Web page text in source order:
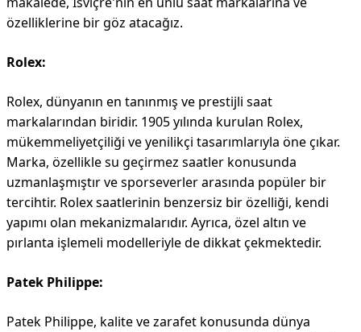
özelliklerine bir göz atacağız.
Rolex:
Rolex, dünyanın en tanınmış ve prestijli saat
markalarından biridir. 1905 yılında kurulan Rolex,
mükemmeliyetçiliği ve yenilikçi tasarımlarıyla öne çıkar.
Marka, özellikle su geçirmez saatler konusunda
uzmanlaşmıştır ve sporseverler arasında popüler bir
tercihtir. Rolex saatlerinin benzersiz bir özelliği, kendi
yapımı olan mekanizmalarıdır. Ayrıca, özel altın ve
pırlanta işlemeli modelleriyle de dikkat çekmektedir.
Patek Philippe:
Patek Philippe, kalite ve zarafet konusunda dünya